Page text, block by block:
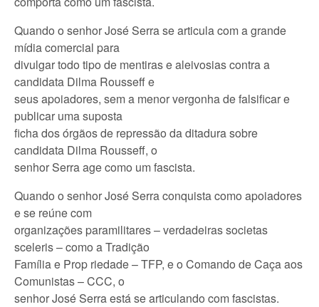
Quando o senhor José Serra se articula com a grande
mídia comercial para
divulgar todo tipo de mentiras e aleivosias contra a
candidata Dilma Rousseff e
seus apoiadores, sem a menor vergonha de falsificar e
publicar uma suposta
ficha dos órgãos de repressão da ditadura sobre
candidata Dilma Rousseff, o
senhor Serra age como um fascista.
Quando o senhor José Serra conquista como apoiadores
e se reúne com
organizações paramilitares – verdadeiras societas
sceleris – como a Tradição
Família e Prop riedade – TFP, e o Comando de Caça aos
Comunistas – CCC, o
senhor José Serra está se articulando com fascistas.